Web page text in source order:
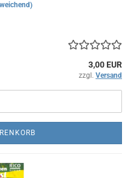
3,00 EUR
zzgl. Versand